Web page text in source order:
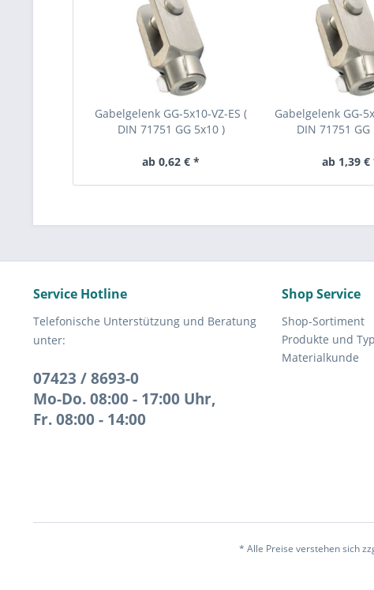
Gabelgelenk GG-5x10-VZ-ES (
DIN 71751 GG 5x10 )
ab 0,62 € *
Gabelgelenk GG-
DIN 71751 GG
ab 1,39 €
Service Hotline
Telefonische Unterstützung und Beratung
unter:
07423 / 8693-0
Mo-Do. 08:00 - 17:00 Uhr,
Fr. 08:00 - 14:00
Shop Service
Shop-Sortiment
Produkte und
Materialkunde
* Alle Preise verstehen sich